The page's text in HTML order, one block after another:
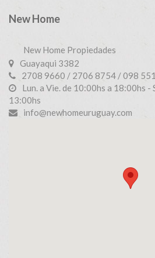
New Home
New Home Propiedades
Guayaqui 3382
2708 9660 / 2706 8754 / 098
Lun. a Vie. de 10:00hs a 18:00hs -
13:00hs
info@newhomeuruguay.com